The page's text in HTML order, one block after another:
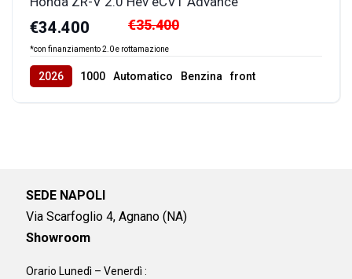
€34.400
*con finanziamento 2.0 e rottamazione
€35.400
2026 1000 Automatico Benzina front
SEDE NAPOLI
Via Scarfoglio 4, Agnano (NA)
Showroom
Orario Lunedì – Venerdì :